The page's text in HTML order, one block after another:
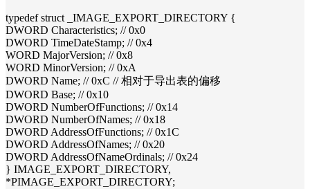
typedef struct _IMAGE_EXPORT_DIRECTORY {
DWORD Characteristics; // 0x0
DWORD TimeDateStamp; // 0x4
WORD MajorVersion; // 0x8
WORD MinorVersion; // 0xA
DWORD Name; // 0xC // 相对于导出表的偏移
DWORD Base; // 0x10
DWORD NumberOfFunctions; // 0x14
DWORD NumberOfNames; // 0x18
DWORD AddressOfFunctions; // 0x1C
DWORD AddressOfNames; // 0x20
DWORD AddressOfNameOrdinals; // 0x24
} IMAGE_EXPORT_DIRECTORY,
*PIMAGE_EXPORT_DIRECTORY;